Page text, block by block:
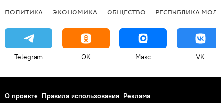
ПОЛИТИКА ЭКОНОМИКА ОБЩЕСТВО РЕСПУБЛИКА
Telegram OK Макс VK
О проекте Правила использования Реклама